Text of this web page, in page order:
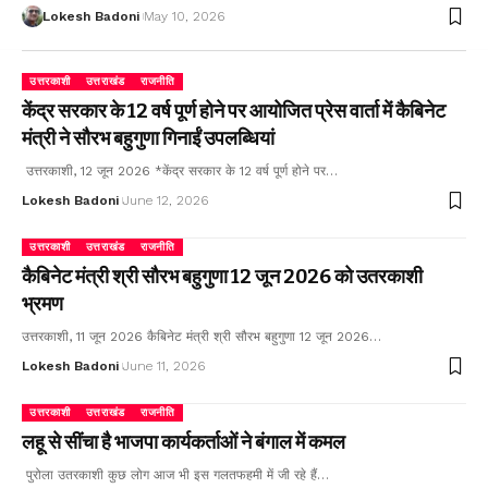
Lokesh Badoni May 10, 2026
उत्तरकाशी उत्तराखंड राजनीति
केंद्र सरकार के 12 वर्ष पूर्ण होने पर आयोजित प्रेस वार्ता में कैबिनेट
मंत्री ने सौरभ बहुगुणा गिनाईं उपलब्धियां
उत्तरकाशी, 12 जून 2026 *केंद्र सरकार के 12 वर्ष पूर्ण होने पर…
Lokesh Badoni June 12, 2026
उत्तरकाशी उत्तराखंड राजनीति
कैबिनेट मंत्री श्री सौरभ बहुगुणा 12 जून 2026 को उतरकाशी
भ्रमण
उत्तरकाशी, 11 जून 2026 कैबिनेट मंत्री श्री सौरभ बहुगुणा 12 जून 2026…
Lokesh Badoni June 11, 2026
उत्तरकाशी उत्तराखंड राजनीति
लहू से सींचा है भाजपा कार्यकर्ताओं ने बंगाल में कमल
पुरोला उतरकाशी कुछ लोग आज भी इस गलतफहमी में जी रहे हैं…